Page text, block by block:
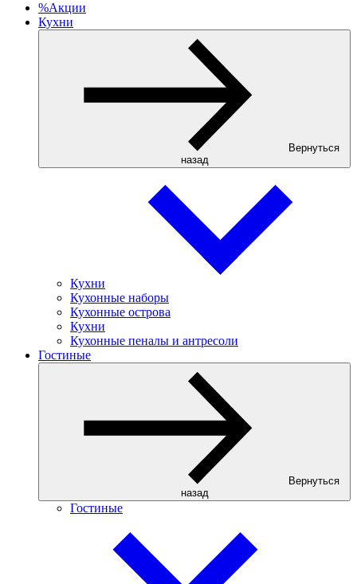
%Акции
Кухни
Вернуться
назад
Кухни
Кухонные наборы
Кухонные острова
Кухни
Кухонные пеналы и антресоли
Гостиные
Вернуться
назад
Гостиные